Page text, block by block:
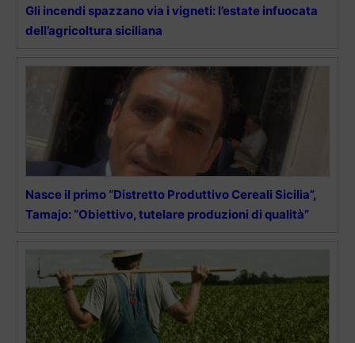
Gli incendi spazzano via i vigneti: l’estate infuocata
dell’agricoltura siciliana
Nasce il primo “Distretto Produttivo Cereali Sicilia”,
Tamajo: “Obiettivo, tutelare produzioni di qualità”